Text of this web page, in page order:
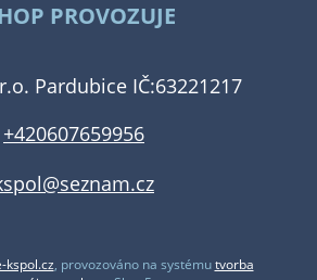
PROVOZUJE
Pardubice IČ:63221217
+420607659956
kspol.cz, provozováno na systémutvorba